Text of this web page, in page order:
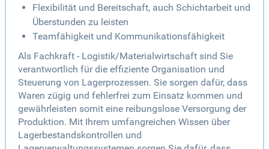
Flexibilität und Bereitschaft, auch Schichtarbeit und
Überstunden zu leisten
Teamfähigkeit und Kommunikationsfähigkeit
Als Fachkraft - Logistik/Materialwirtschaft sind Sie
verantwortlich für die effiziente Organisation und
Steuerung von Lagerprozessen. Sie sorgen dafür, dass
Waren zügig und fehlerfrei zum Einsatz kommen und
gewährleisten somit eine reibungslose Versorgung der
Produktion. Mit Ihrem umfangreichen Wissen über
Lagerbestandskontrollen und